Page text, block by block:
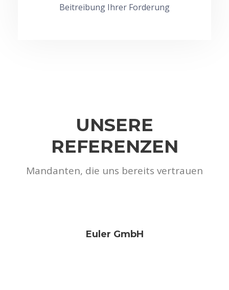
Beitreibung Ihrer Forderung
UNSERE
REFERENZEN
Mandanten, die uns bereits vertrauen
Euler GmbH